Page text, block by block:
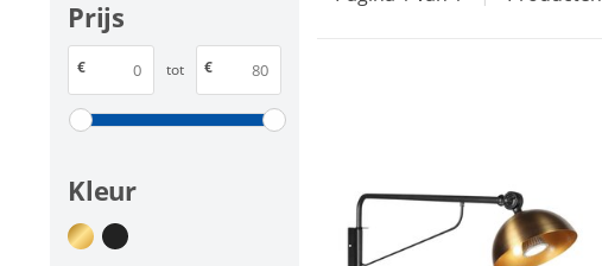
Prijs
€ tot €
Kleur